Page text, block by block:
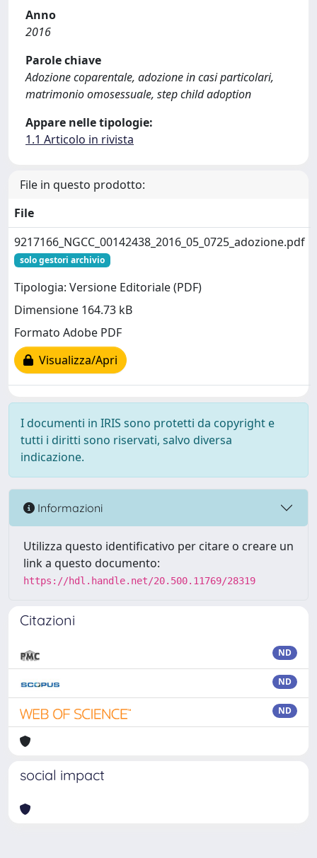
Anno
2016
Parole chiave
Adozione coparentale, adozione in casi particolari,
matrimonio omosessuale, step child adoption
Appare nelle tipologie:
1.1 Articolo in rivista
File in questo prodotto:
File
9217166_NGCC_00142438_2016_05_0725_adozione.pdf
solo gestori archivio
Tipologia: Versione Editoriale (PDF)
Dimensione 164.73 kB
Formato Adobe PDF
Visualizza/Apri
I documenti in IRIS sono protetti da copyright e
tutti i diritti sono riservati, salvo diversa
indicazione.
Informazioni
Utilizza questo identificativo per citare o creare un
link a questo documento:
https://hdl.handle.net/20.500.11769/28319
Citazioni
ND
ND
ND
social impact